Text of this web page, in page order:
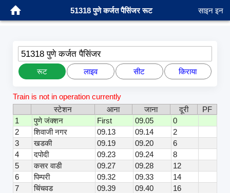
51318 पुणे कर्जत पैसिंजर रूट साइन इन
51318 पुणे कर्जत पैसिंजर
रूट लाइव सीट किराया
Train is not in operation currently
स्टेशन
आना जाना दूरी
PF
1
पुणे जंक्शन First 09.05
0
2
शिवाजी नगर 09.13 09.14
2
3
खडकी 09.19 09.20
6
4
दपोदी 09.23 09.24
8
5
कसर वाडी 09.27 09.28
12
6
पिम्परी 09.32 09.33
14
7
चिंचवड 09.39 09.40
16